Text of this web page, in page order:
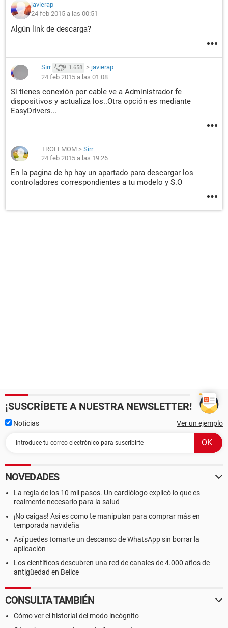
javierap
24 feb 2015 a las 00:51
Algún link de descarga?
Sirr 1.658 > javierap
24 feb 2015 a las 01:08
Si tienes conexión por cable ve a Administrador fe
dispositivos y actualiza los..Otra opción es mediante
EasyDrivers...
TROLLMOM > Sirr
24 feb 2015 a las 19:26
En la pagina de hp hay un apartado para descargar los
controladores correspondientes a tu modelo y S.O
¡SUSCRÍBETE A NUESTRA NEWSLETTER!
Noticias Ver un ejemplo
NOVEDADES
La regla de los 10 mil pasos. Un cardiólogo explicó lo que es
realmente necesario para la salud
¡No caigas! Así es como te manipulan para comprar más en
temporada navideña
Así puedes tomarte un descanso de WhatsApp sin borrar la
aplicación
Los científicos descubren una red de canales de 4.000 años de
antigüedad en Belice
CONSULTA TAMBIÉN
Cómo ver el historial del modo incógnito